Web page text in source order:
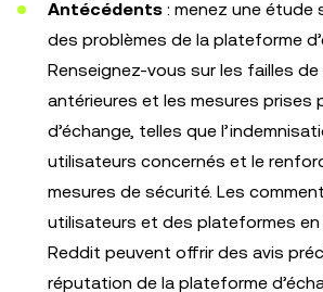
Antécédents : menez une étude
des problèmes de la plateforme
Renseignez-vous sur les failles
antérieures et les mesures prises
d’échange, telles que
utilisateurs concernés et le
mesures de sécurité. Les
utilisateurs et des plateformes en
Reddit peuvent offrir des avis
réputation de la plateforme